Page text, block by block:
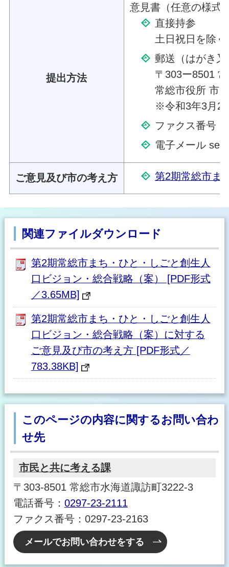
提出方法
意見書（任意の様式
直接持参
土日祝日を除
郵送（はがき
〒303ー8501
常総市役所 市
※令和3年3月2
ファクス番号
電子メール
ご意見及び市の考え方 第2期常総市ま
関連ファイルダウンロード
第2期常総市まち・ひと・しごと創生人
口ビジョン・総合戦略（案） [PDF形式
／3.65MB]
第2期常総市まち・ひと・しごと創生人
口ビジョン・総合戦略（案）に対する
ご意見及び市の考え方 [PDF形式／
783.38KB]
このページの内容に関するお問い合わ
せ先
市民と共に考える課
〒303-8501 常総市水海道諏訪町3222-3
電話番号： 0297-23-2111
ファクス番号：0297-23-2163
メールでお問い合わせをする